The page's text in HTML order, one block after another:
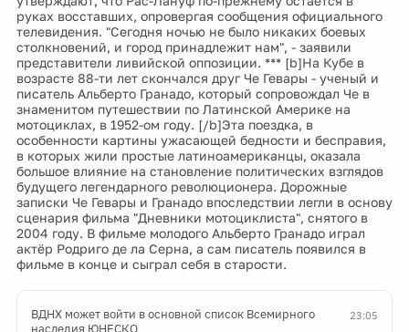
руках восставших, опровергая сообщения официального
телевидения. "Сегодня ночью не было никаких боевых
столкновений, и город принадлежит нам", - заявили
представители ливийской оппозиции. *** [b]На Кубе в
возрасте 88-ти лет скончался друг Че Гевары - ученый и
писатель Альберто Гранадо, который сопровождал Че в
знаменитом путешествии по Латинской Америке на
мотоциклах, в 1952-ом году. [/b]Эта поездка, в
особенности картины ужасающей бедности и бесправия,
в которых жили простые латиноамериканцы, оказала
большое влияние на становление политических взглядов
будущего легендарного революционера. Дорожные
записки Че Гевары и Гранадо впоследствии легли в основу
сценария фильма "Дневники мотоциклиста", снятого в
2004 году. В фильме молодого Альберто Гранадо играл
актёр Родриго де ла Серна, а сам писатель появился в
фильме в конце и сыграл себя в старости.
23:05
ВДНХ может войти в основной список Всемирного